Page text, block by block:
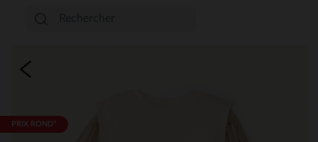
PRIX ROND*